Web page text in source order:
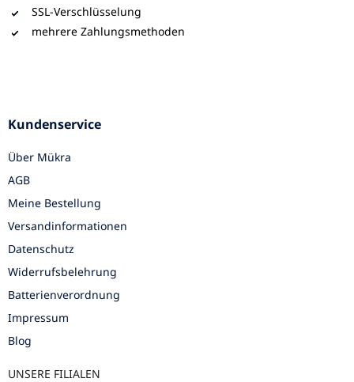
SSL-Verschlüsselung
mehrere Zahlungsmethoden
Kundenservice
Über Mükra
AGB
Meine Bestellung
Versandinformationen
Datenschutz
Widerrufsbelehrung
Batterienverordnung
Impressum
Blog
UNSERE FILIALEN